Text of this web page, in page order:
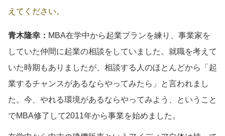
えてください。
青木隆幸： MBA在学中から起業プランを練り、事業家を
していた仲間に起業の相談をしていました。就職を考えて
いた時期もありましたが、相談する人のほとんどから「起
業するチャンスがあるならやってみたら」と言われまし
た。今、やれる環境があるならやってみよう、ということ
でMBA修了して2011年から事業を始めました。